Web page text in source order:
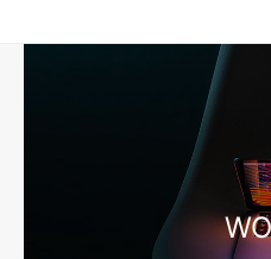
宁波高端网站建设公司推荐